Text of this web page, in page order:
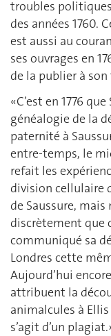
troubles
des années 1760.
est aussi au
ses ouvrages en
de la publier à son
«C’est en 1776
généalogie de la
paternité à
entre-temps, le
refait les
division cellulaire
de Saussure,
discrètement que
communiqué sa
Londres cette
Aujourd’hui
attribuent la
animalcules à Ellis
s’agit d’un